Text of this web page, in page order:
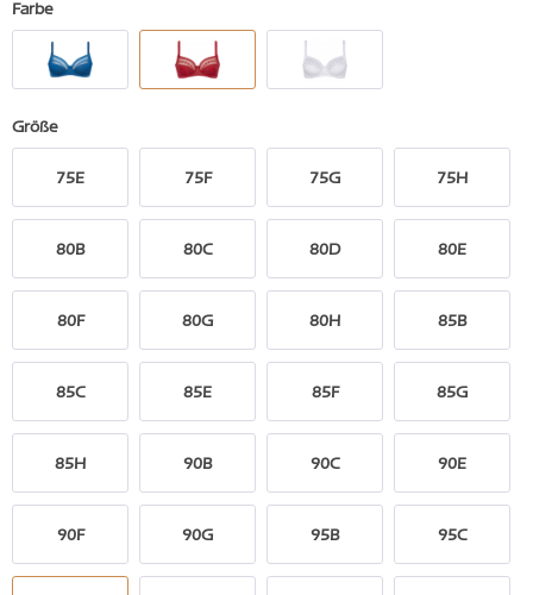
Farbe
Größe
75E 75F 75G 75H
80B 80C 80D 80E
80F 80G 80H 85B
85C 85E 85F 85G
85H 90B 90C 90E
90F 90G 95B 95C